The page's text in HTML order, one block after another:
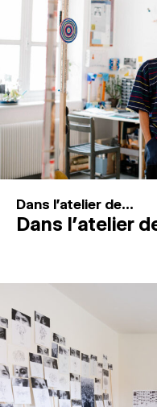
MAGAZINE
ESPACES DE
Recherche
Connexion
Dans l'atelier de...
Dans l’atelier